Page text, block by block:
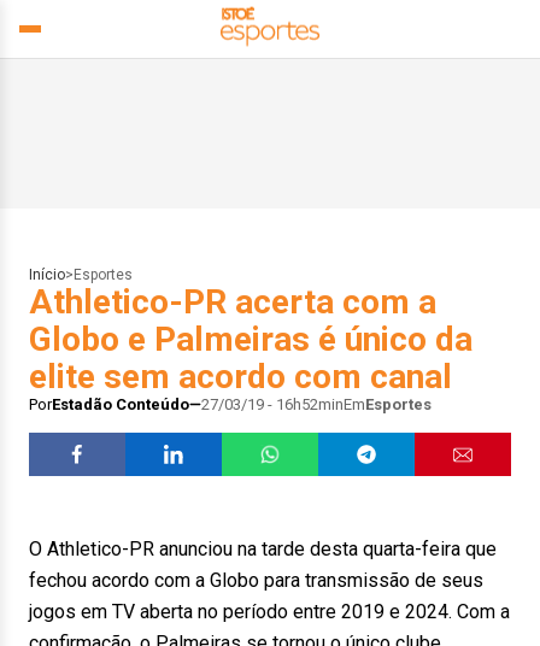
Início> Esportes
Athletico-PR acerta com a
Globo e Palmeiras é único da
elite sem acordo com canal
PorEstadão Conteúdo 27/03/19 - 16h52minEmEsportes
O Athletico-PR anunciou na tarde desta quarta-feira que
fechou acordo com a Globo para transmissão de seus
jogos em TV aberta no período entre 2019 e 2024. Com a